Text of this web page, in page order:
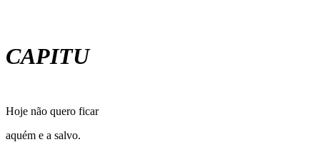
CAPITU
Hoje não quero ficar
aquém e a salvo.